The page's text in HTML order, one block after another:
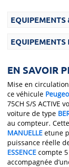
EQUIPEMENTS
EQUIPEMENTS
EN SAVOIR
Mise en
ce véhicule
75CH S/S ACTIVE
voiture de type
au compteur.
MANUELLE etune
puissance réelle
ESSENCE compte
accompagnée